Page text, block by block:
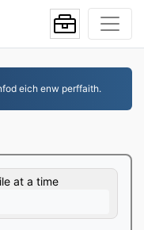
eich enw perffaith.
at a time